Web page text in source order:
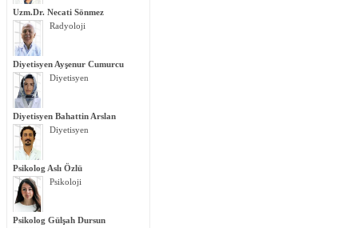
Uzm.Dr. Necati Sönmez
Radyoloji
Diyetisyen Ayşenur Cumurcu
Diyetisyen
Diyetisyen Bahattin Arslan
Diyetisyen
Psikolog Aslı Özlü
Psikoloji
Psikolog Gülşah Dursun